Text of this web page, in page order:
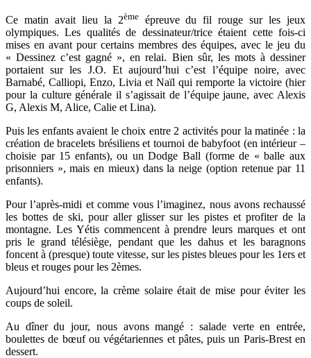
Ce matin avait lieu la 2èmeépreuve du fil rouge sur les jeux
olympiques. Les qualités de dessinateur/trice étaient cette fois-ci
mises en avant pour certains membres des équipes, avec le jeu du
« Dessinez c’est gagné », en relai. Bien sûr, les mots à dessiner
portaient sur les J.O. Et aujourd’hui c’est l’équipe noire, avec
Barnabé, Calliopi, Enzo, Livia et Naïl qui remporte la victoire (hier
pour la culture générale il s’agissait de l’équipe jaune, avec Alexis
G, Alexis M, Alice, Calie et Lina).
Puis les enfants avaient le choix entre 2 activités pour la matinée : la
création de bracelets brésiliens et tournoi de babyfoot (en intérieur –
choisie par 15 enfants), ou un Dodge Ball (forme de « balle aux
prisonniers », mais en mieux) dans la neige (option retenue par 11
enfants).
Pour l’après-midi et comme vous l’imaginez, nous avons rechaussé
les bottes de ski, pour aller glisser sur les pistes et profiter de la
montagne. Les Yétis commencent à prendre leurs marques et ont
pris le grand télésiège, pendant que les dahus et les baragnons
foncent à (presque) toute vitesse, sur les pistes bleues pour les 1ers et
bleus et rouges pour les 2èmes.
Aujourd’hui encore, la crème solaire était de mise pour éviter les
coups de soleil.
Au dîner du jour, nous avons mangé : salade verte en entrée,
boulettes de bœuf ou végétariennes et pâtes, puis un Paris-Brest en
dessert.